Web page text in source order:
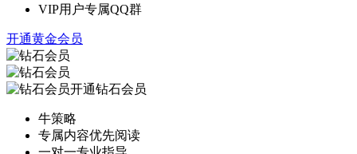
VIP用户专属QQ群
开通黄金会员
开通钻石会员
牛策略
专属内容优先阅读